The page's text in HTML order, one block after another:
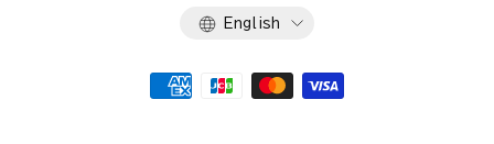
Language
English